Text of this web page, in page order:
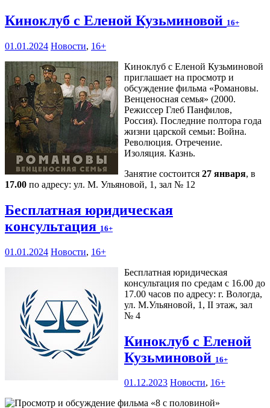
Киноклуб с Еленой Кузьминовой 16+
01.01.2024 Новости, 16+
Киноклуб с Еленой Кузьминовой
приглашает на просмотр и
обсуждение фильма «Романовы.
Венценосная семья» (2000.
Режиссер Глеб Панфилов,
Россия). Последние полтора года
жизни царской семьи: Война.
Революция. Отречение.
Изоляция. Казнь.
Занятие состоится 27 января, в
17.00 по адресу: ул. М. Ульяновой, 1, зал № 12
Бесплатная юридическая
консультация 16+
01.01.2024 Новости, 16+
Бесплатная юридическая
консультация по средам с 16.00 до
17.00 часов по адресу: г. Вологда,
ул. М.Ульяновой, 1, II этаж, зал
№ 4
Киноклуб с Еленой
Кузьминовой 16+
01.12.2023 Новости, 16+